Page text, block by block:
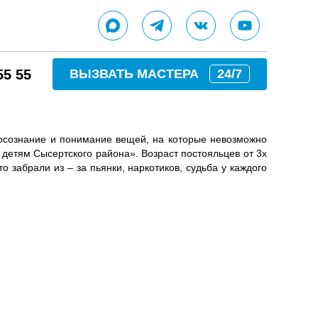
55 ВЫЗВАТЬ МАСТЕРА 24/7
и понимание вещей, на которые невозможно
Сысертского района». Возраст постояльцев от 3х
забрали из – за пьянки, наркотиков, судьба у каждого